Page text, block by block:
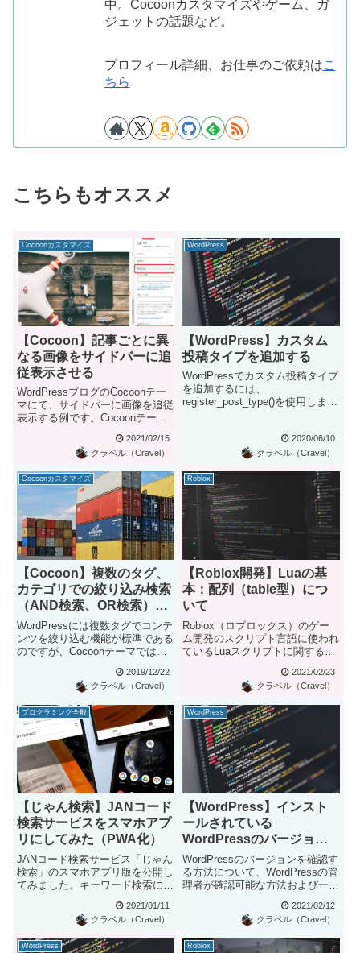
中。Cocoonカスタマイズやゲーム、ガ
ジェットの話題など。
プロフィール詳細、お仕事のご依頼は こ
ちら
こちらもオススメ
Cocoonカスタマイズ
【Cocoon】記事ごとに異
なる画像をサイドバーに追
従表示させる
WordPressブログのCocoonテー
マにて、サイドバーに画像を追従
表示する例です。Cocoonテーマ
2021/02/15
クラベル（Cravel）
WordPress
【WordPress】カスタム
投稿タイプを追加する
WordPressでカスタム投稿タイプ
を追加するには、
register_post_type()を使用しま
2020/06/10
クラベル（Cravel）
Cocoonカスタマイズ
【Cocoon】複数のタグ、
カテゴリでの絞り込み検索
（AND検索、OR検索）に
対応するカスタマイズ
WordPressには複数タグでコンテ
ンツを絞り込む機能が標準である
のですが、Cocoonテーマでは絞
2019/12/22
クラベル（Cravel）
Roblox
【Roblox開発】Luaの基
本：配列（table型）につ
いて
Roblox（ロブロックス）のゲー
ム開発のスクリプト言語に使われ
ているLuaスクリプトに関する解
2021/02/23
クラベル（Cravel）
プログラミング全般
【じゃん検索】JANコード
検索サービスをスマホアプ
リにしてみた（PWA化）
JANコード検索サービス「じゃん
検索」のスマホアプリ版を公開し
てみました。キーワード検索によ
2021/01/11
クラベル（Cravel）
WordPress
【WordPress】インスト
ールされている
WordPressのバージョン
を確認する7つの方法
WordPressのバージョンを確認す
る方法について、WordPressの管
理者が確認可能な方法および一般
2021/02/12
クラベル（Cravel）
WordPress Roblox